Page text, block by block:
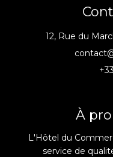
12, Rue du
À
L'Hôtel du
service de